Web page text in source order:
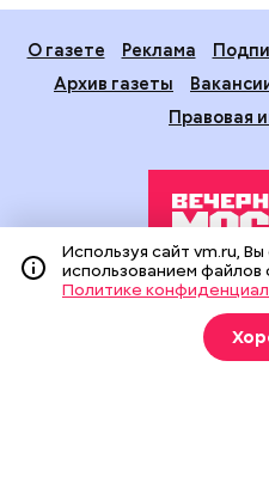
О газете Реклама
Архив газеты
Правовая
Издание создано при
средств массовой
На сайте применяются
(информационные
Используя сайт vm.ru,
использованием файлов
Политике